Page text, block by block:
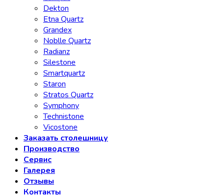
Dekton
Etna Quartz
Grandex
Noblle Quartz
Radianz
Silestone
Smartquartz
Staron
Stratos Quartz
Symphony
Technistone
Vicostone
Заказать столешницу
Производство
Сервис
Галерея
Отзывы
Контакты